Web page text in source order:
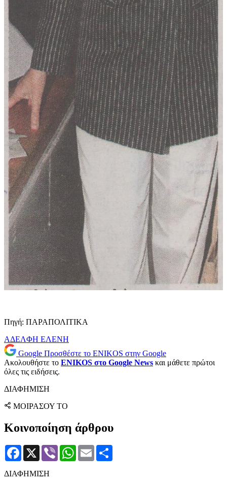
Πηγή: ΠΑΡΑΠΟΛΙΤΙΚΑ
ΑΔΕΛΦΗ ΕΛΕΝΗ
Google Προσθέστε το ENIKOS στην Google
Ακολουθήστε το ENIKOS στο Google News και μάθετε πρώτοι
όλες τις ειδήσεις.
ΔΙΑΦΗΜΙΣΗ
ΜΟΙΡΑΣΟΥ ΤΟ
Κοινοποίηση άρθρου
Facebook
X Viber WhatsApp
Email
ΔΙΑΦΗΜΙΣΗ